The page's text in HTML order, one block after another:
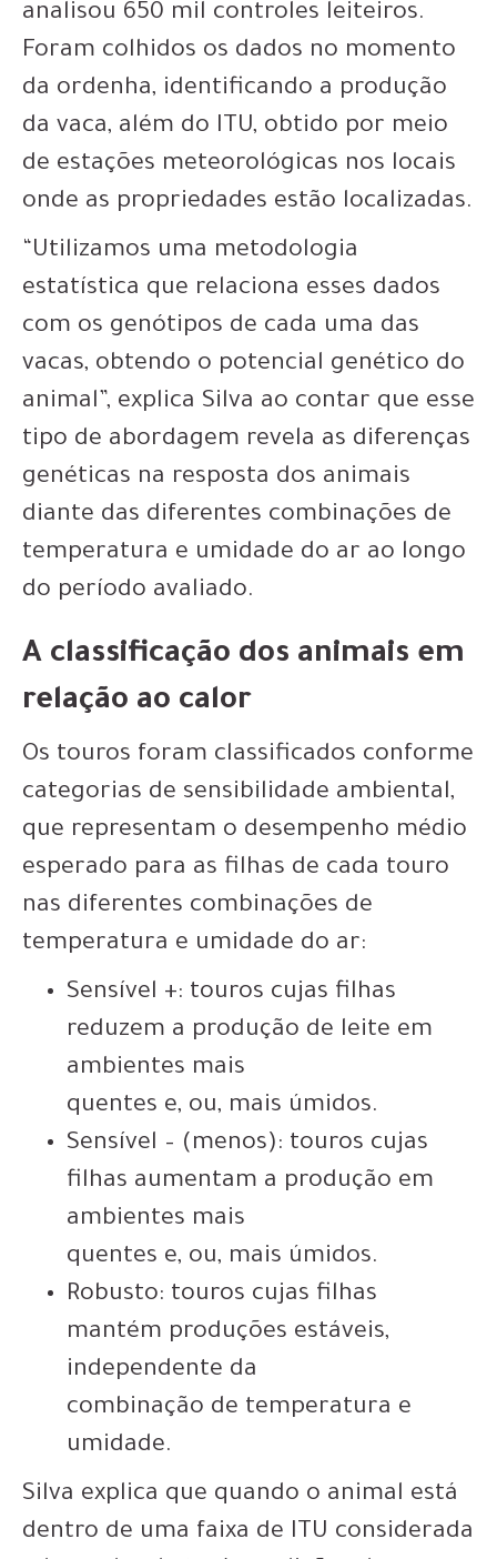
analisou 650 mil controles leiteiros.
Foram colhidos os dados no momento
da ordenha, identificando a produção
da vaca, além do ITU, obtido por meio
de estações meteorológicas nos locais
onde as propriedades estão localizadas.
“Utilizamos uma metodologia
estatística que relaciona esses dados
com os genótipos de cada uma das
vacas, obtendo o potencial genético do
animal”, explica Silva ao contar que esse
tipo de abordagem revela as diferenças
genéticas na resposta dos animais
diante das diferentes combinações de
temperatura e umidade do ar ao longo
do período avaliado.
A classificação dos animais em
relação ao calor
Os touros foram classificados conforme
categorias de sensibilidade ambiental,
que representam o desempenho médio
esperado para as filhas de cada touro
nas diferentes combinações de
temperatura e umidade do ar:
Sensível +: touros cujas filhas
reduzem a produção de leite em
ambientes mais
quentes e, ou, mais úmidos.
Sensível – (menos): touros cujas
filhas aumentam a produção em
ambientes mais
quentes e, ou, mais úmidos.
Robusto: touros cujas filhas
mantém produções estáveis,
independente da
combinação de temperatura e
umidade.
Silva explica que quando o animal está
dentro de uma faixa de ITU considerada